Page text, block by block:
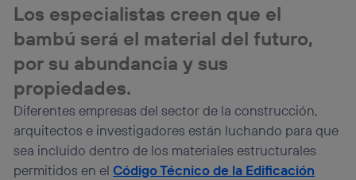
Los especialistas creen que el
bambú será el material del futuro,
por su abundancia y sus
propiedades.
Diferentes empresas del sector de la construcción,
arquitectos e investigadores están luchando para que
sea incluido dentro de los materiales estructurales
permitidos en elCódigo Técnico de la Edificación